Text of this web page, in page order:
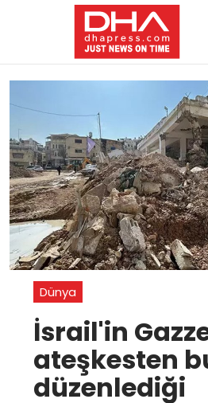
Dünya
İsrail'in
ateşkesten
düzenlediği